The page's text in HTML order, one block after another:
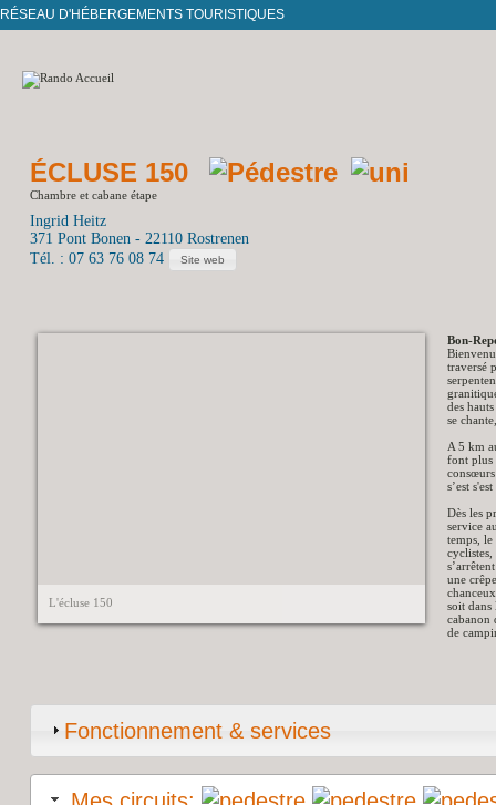
RÉSEAU D'HÉBERGEMENTS TOURISTIQUES
ÉCLUSE 150
Chambre et cabane étape
Ingrid Heitz
371 Pont Bonen - 22110 Rostrenen
Tél. : 07 63 76 08 74
Site web
L'écluse 150
Bon-
traversé
des
se
A 5 km
font plus
s’est
Dès les
service
temps, le
cyclistes,
une
soit dans
cabanon
de
Fonctionnement & services
Mes circuits: